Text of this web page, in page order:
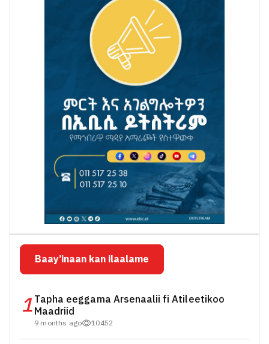
Baay’inaan kan ilaalame
1Tapha eeggama Arsenaalii fi Atileetikoo
Maadriid
9 months ago 10452